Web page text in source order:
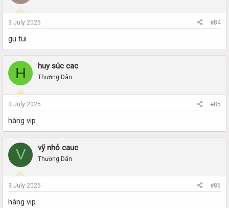
3 July 2025 #84
gu tui
H huy súc cac
Thường Dân
3 July 2025 #85
hàng vip
V vỹ nhỏ cauc
Thường Dân
3 July 2025 #86
hàng vip